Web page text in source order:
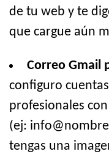
de tu web y te
que cargue aún
Correo Gmail
configuro
profesionales
(ej:
tengas una